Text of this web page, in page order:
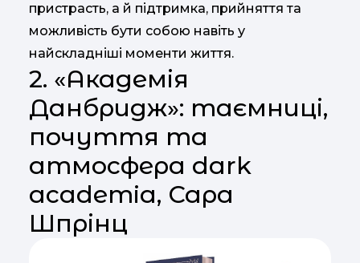
пристрасть, а й підтримка, прийняття та
можливість бути собою навіть у
найскладніші моменти життя.
2. «Академія
Данбридж»: таємниці,
почуття та
атмосфера dark
academia, Сара
Шпрінц